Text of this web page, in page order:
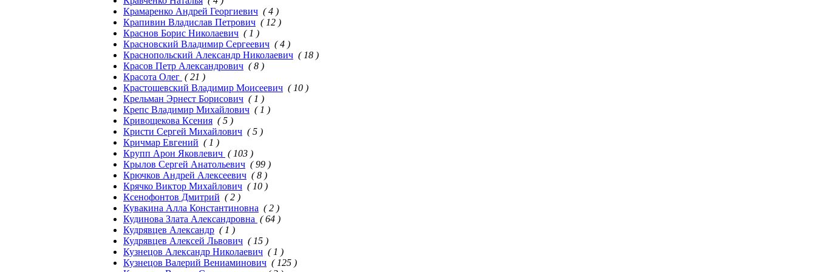
Крамаренко Андрей Георгиевич ( 4 )
Крапивин Владислав Петрович ( 12 )
Краснов Борис Николаевич ( 1 )
Красновский Владимир Сергеевич ( 4 )
Краснопольский Александр Николаевич ( 18 )
Красов Петр Александрович ( 8 )
Красота Олег ( 21 )
Крастошевский Владимир Моисеевич ( 10 )
Крельман Эрнест Борисович ( 1 )
Крепс Владимир Михайлович ( 1 )
Кривощекова Ксения ( 5 )
Кристи Сергей Михайлович ( 5 )
Кричмар Евгений ( 1 )
Крупп Арон Яковлевич ( 103 )
Крылов Сергей Анатольевич ( 99 )
Крючков Андрей Алексеевич ( 8 )
Крячко Виктор Михайлович ( 10 )
Ксенофонтов Дмитрий ( 2 )
Кувакина Алла Константиновна ( 2 )
Кудинова Злата Александровна ( 64 )
Кудрявцев Александр ( 1 )
Кудрявцев Алексей Львович ( 15 )
Кузнецов Александр Николаевич ( 1 )
Кузнецов Валерий Вениаминович ( 125 )